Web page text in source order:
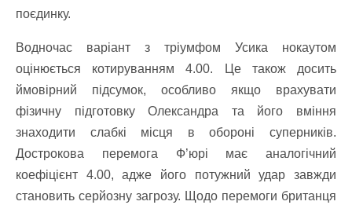
поєдинку.
Водночас варіант з тріумфом Усика нокаутом
оцінюється котируванням 4.00. Це також досить
ймовірний підсумок, особливо якщо врахувати
фізичну підготовку Олександра та його вміння
знаходити слабкі місця в обороні суперників.
Дострокова перемога Ф’юрі має аналогічний
коефіцієнт 4.00, адже його потужний удар завжди
становить серйозну загрозу. Щодо перемоги британця